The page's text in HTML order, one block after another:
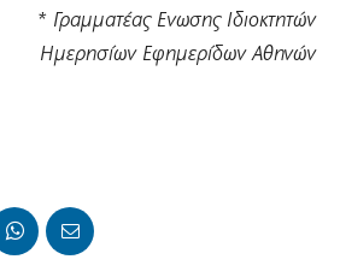
* Γραμματέας Ενωσης Ιδιοκτητών
Ημερησίων Εφημερίδων Αθηνών